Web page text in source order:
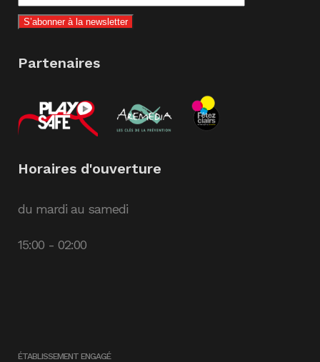
Partenaires
Horaires d'ouverture
du mardi au samedi
15:00 - 02:00
ÉTABLISSEMENT ENGAGÉ